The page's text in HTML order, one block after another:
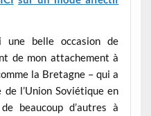
une belle occasion de
de mon attachement à
la Bretagne – qui a
de l’Union Soviétique en
beaucoup d’autres à